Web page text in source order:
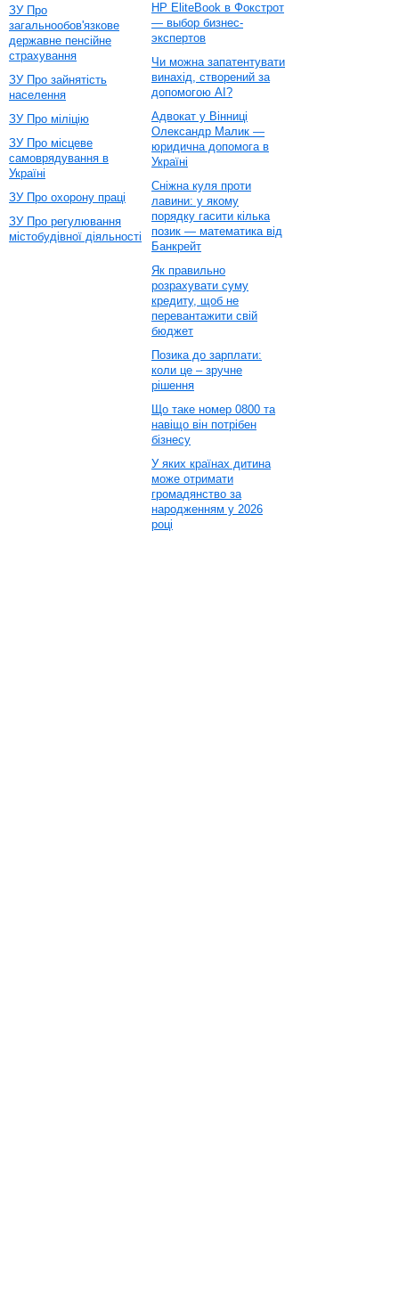
ЗУ Про
загальнообов'язкове
державне пенсійне
страхування
ЗУ Про зайнятість
населення
ЗУ Про міліцію
ЗУ Про місцеве
самоврядування в
Україні
ЗУ Про охорону праці
ЗУ Про регулювання
містобудівної діяльності
HP EliteBook в Фокстрот
— выбор бизнес-
экспертов
Чи можна запатентувати
винахід, створений за
допомогою AI?
Адвокат у Вінниці
Олександр Малик —
юридична допомога в
Україні
Сніжна куля проти
лавини: у якому
порядку гасити кілька
позик — математика від
Банкрейт
Як правильно
розрахувати суму
кредиту, щоб не
перевантажити свій
бюджет
Позика до зарплати:
коли це – зручне
рішення
Що таке номер 0800 та
навіщо він потрібен
бізнесу
У яких країнах дитина
може отримати
громадянство за
народженням у 2026
році